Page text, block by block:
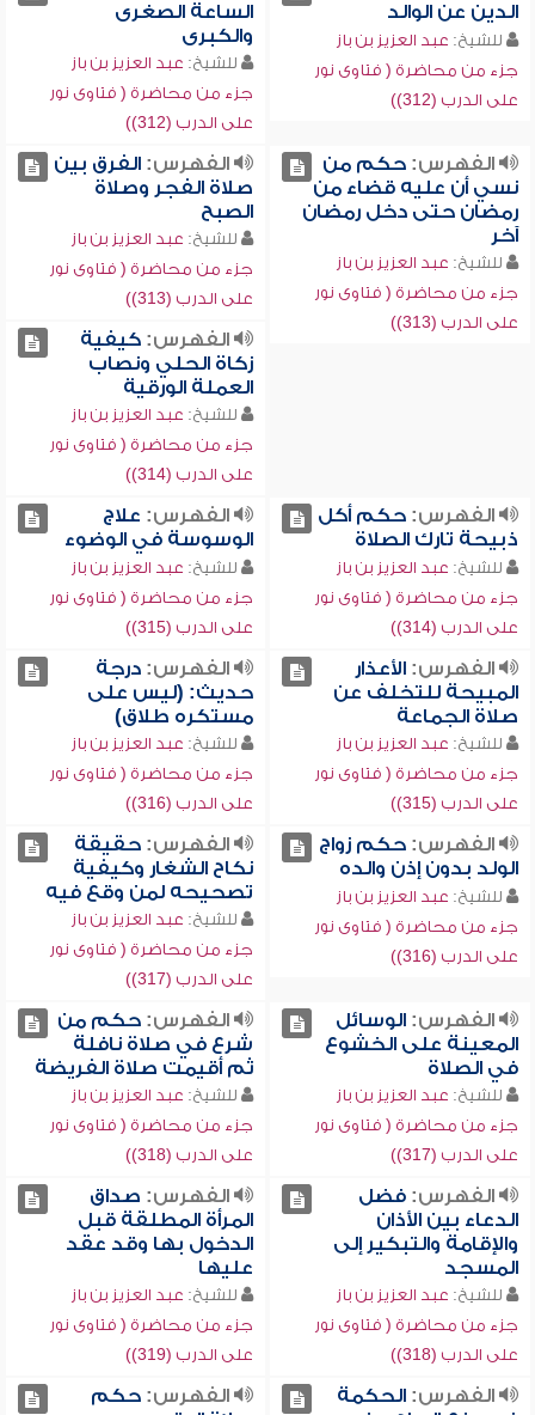
الدين عن الوالد
للشيخ: عبد العزيز بن باز
جزء من محاضرة ( فتاوى نور
على الدرب (312))
الساعة الصغرى
والكبرى
للشيخ: عبد العزيز بن باز
جزء من محاضرة ( فتاوى نور
على الدرب (312))
الفهرس:حكم من
نسي أن عليه قضاء من
رمضان حتى دخل رمضان
آخر
للشيخ: عبد العزيز بن باز
جزء من محاضرة ( فتاوى نور
على الدرب (313))
الفهرس:الفرق بين
صلاة الفجر وصلاة
الصبح
للشيخ: عبد العزيز بن باز
جزء من محاضرة ( فتاوى نور
على الدرب (313))
الفهرس:كيفية
زكاة الحلي ونصاب
العملة الورقية
للشيخ: عبد العزيز بن باز
جزء من محاضرة ( فتاوى نور
على الدرب (314))
الفهرس:حكم أكل
ذبيحة تارك الصلاة
للشيخ: عبد العزيز بن باز
جزء من محاضرة ( فتاوى نور
على الدرب (314))
الفهرس: علاج
الوسوسة في الوضوء
للشيخ: عبد العزيز بن باز
جزء من محاضرة ( فتاوى نور
على الدرب (315))
الفهرس:الأعذار
المبيحة للتخلف عن
صلاة الجماعة
للشيخ: عبد العزيز بن باز
جزء من محاضرة ( فتاوى نور
على الدرب (315))
الفهرس:درجة
حديث: (ليس على
مستكره طلاق)
للشيخ: عبد العزيز بن باز
جزء من محاضرة ( فتاوى نور
على الدرب (316))
الفهرس:حكم زواج
الولد بدون إذن والده
للشيخ: عبد العزيز بن باز
جزء من محاضرة ( فتاوى نور
على الدرب (316))
الفهرس:حقيقة
نكاح الشغار وكيفية
تصحيحه لمن وقع فيه
للشيخ: عبد العزيز بن باز
جزء من محاضرة ( فتاوى نور
على الدرب (317))
الفهرس:الوسائل
المعينة على الخشوع
في الصلاة
للشيخ: عبد العزيز بن باز
جزء من محاضرة ( فتاوى نور
على الدرب (317))
الفهرس:حكم من
شرع في صلاة نافلة
ثم أقيمت صلاة الفريضة
للشيخ: عبد العزيز بن باز
جزء من محاضرة ( فتاوى نور
على الدرب (318))
الفهرس:فضل
الدعاء بين الأذان
والإقامة والتبكير إلى
المسجد
للشيخ: عبد العزيز بن باز
جزء من محاضرة ( فتاوى نور
على الدرب (318))
الفهرس: صداق
المرأة المطلقة قبل
الدخول بها وقد عقد
عليها
للشيخ: عبد العزيز بن باز
جزء من محاضرة ( فتاوى نور
على الدرب (319))
الفهرس:الحكمة
الفهرس:حكم